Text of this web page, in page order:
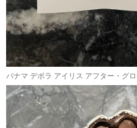
パナマ デボラ アイリス アフター・グ